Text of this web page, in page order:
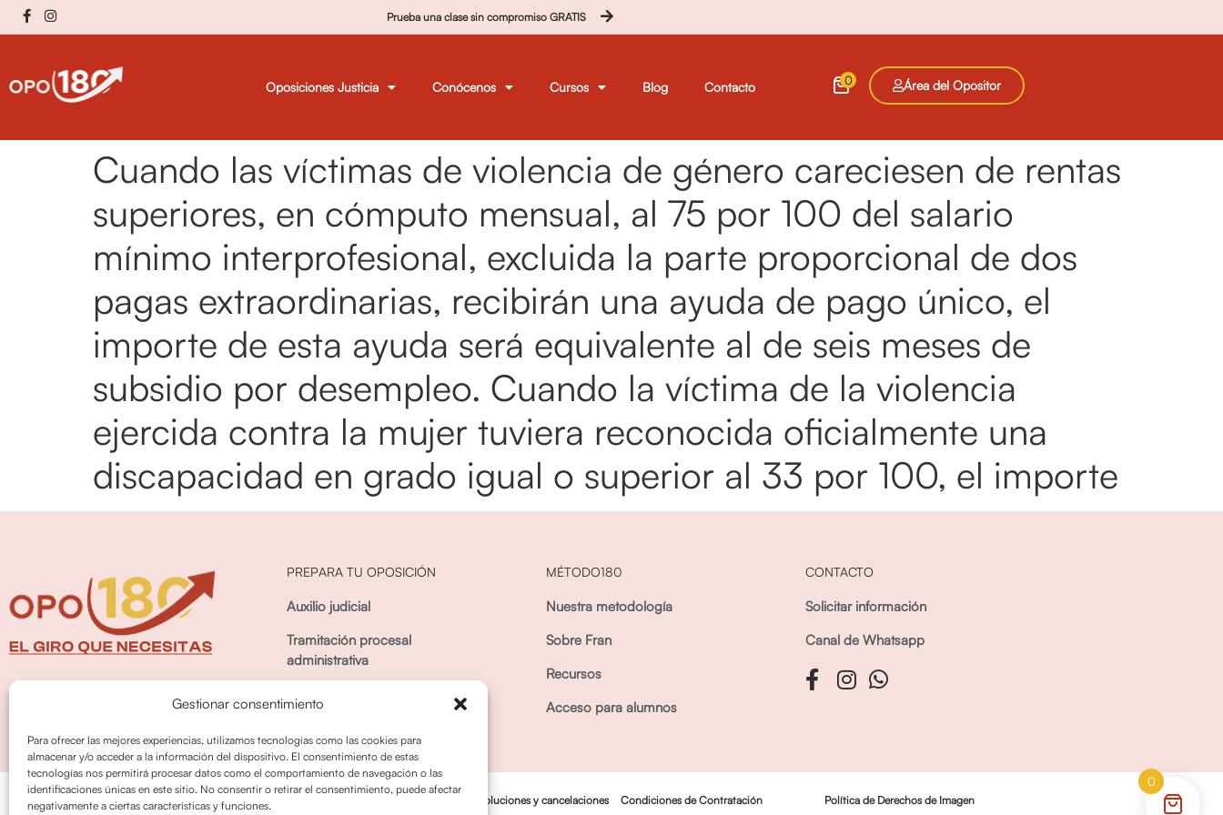
Gestionar consentimiento
Para ofrecer las mejores experiencias, utilizamos tecnologías como las cookies para
almacenar y/o acceder a la información del dispositivo. El consentimiento de estas
tecnologías nos permitirá procesar datos como el comportamiento de navegación o las
identificaciones únicas en este sitio. No consentir o retirar el consentimiento, puede afectar
negativamente a ciertas características y funciones.
Prueba una clase sin compromiso GRATIS
Oposiciones Justicia Conócenos Cursos Blog Contacto 0 Área del Opositor
Cuando las víctimas de violencia de género careciesen de rentas
superiores, en cómputo mensual, al 75 por 100 del salario
mínimo interprofesional, excluida la parte proporcional de dos
pagas extraordinarias, recibirán una ayuda de pago único, el
importe de esta ayuda será equivalente al de seis meses de
subsidio por desempleo. Cuando la víctima de la violencia
ejercida contra la mujer tuviera reconocida oficialmente una
discapacidad en grado igual o superior al 33 por 100, el importe
PREPARA TU OPOSICIÓN
Auxilio judicial
Tramitación procesal
administrativa
Gestión procesal administrativa
MÉTODO180
Nuestra metodología
Sobre Fran
Recursos
Acceso para alumnos
CONTACTO
Solicitar información
Canal de Whatsapp
Política de privacidad Política de cookies Política dedevoluciones y cancelaciones Condiciones de Contratación Política de Derechos de Imagen
0